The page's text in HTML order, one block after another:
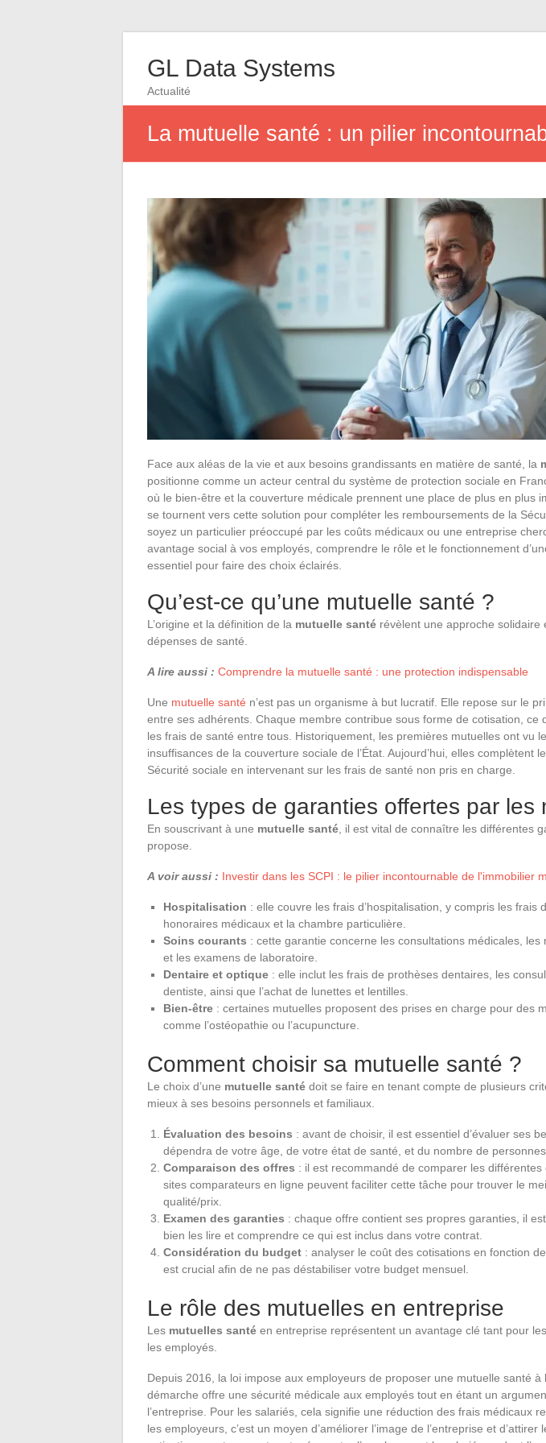
GL Data Systems
Actualité
La mutuelle santé : un pilier
Face aux aléas de la vie et aux besoins grandissants en matière de santé, la
positionne comme un acteur central du système de protection sociale en
où le bien-être et la couverture médicale prennent une place de plus en plus
se tournent vers cette solution pour compléter les remboursements de la
soyez un particulier préoccupé par les coûts médicaux ou une entreprise
avantage social à vos employés, comprendre le rôle et le fonctionnement
essentiel pour faire des choix éclairés.
Qu’est-ce qu’une mutuelle santé ?
L’origine et la définition de la mutuelle santé révèlent une approche solidaire
dépenses de santé.
A lire aussi : Comprendre la mutuelle santé : une protection indispensable
Une mutuelle santé n’est pas un organisme à but lucratif. Elle repose sur le
entre ses adhérents. Chaque membre contribue sous forme de cotisation, ce
les frais de santé entre tous. Historiquement, les premières mutuelles ont vu
insuffisances de la couverture sociale de l’État. Aujourd’hui, elles complètent
Sécurité sociale en intervenant sur les frais de santé non pris en charge.
Les types de garanties offertes par les
En souscrivant à une mutuelle santé , il est vital de connaître les différentes
propose.
A voir aussi : Investir dans les SCPI : le pilier incontournable de l'immobilier
Hospitalisation : elle couvre les frais d’hospitalisation, y compris les frais
honoraires médicaux et la chambre particulière.
Soins courants : cette garantie concerne les consultations médicales, les
et les examens de laboratoire.
Dentaire et optique : elle inclut les frais de prothèses dentaires, les
dentiste, ainsi que l’achat de lunettes et lentilles.
Bien-être : certaines mutuelles proposent des prises en charge pour des
comme l’ostéopathie ou l’acupuncture.
Comment choisir sa mutuelle santé ?
Le choix d’une mutuelle santé doit se faire en tenant compte de plusieurs
mieux à ses besoins personnels et familiaux.
Évaluation des besoins : avant de choisir, il est essentiel d’évaluer ses
dépendra de votre âge, de votre état de santé, et du nombre de
Comparaison des offres : il est recommandé de comparer les
sites comparateurs en ligne peuvent faciliter cette tâche pour trouver le
qualité/prix.
Examen des garanties : chaque offre contient ses propres garanties, il
bien les lire et comprendre ce qui est inclus dans votre contrat.
Considération du budget : analyser le coût des cotisations en fonction
est crucial afin de ne pas déstabiliser votre budget mensuel.
Le rôle des mutuelles en entreprise
Les mutuelles santé en entreprise représentent un avantage clé tant pour
les employés.
Depuis 2016, la loi impose aux employeurs de proposer une mutuelle santé à
démarche offre une sécurité médicale aux employés tout en étant un
l’entreprise. Pour les salariés, cela signifie une réduction des frais médicaux
les employeurs, c’est un moyen d’améliorer l’image de l’entreprise et d’attirer